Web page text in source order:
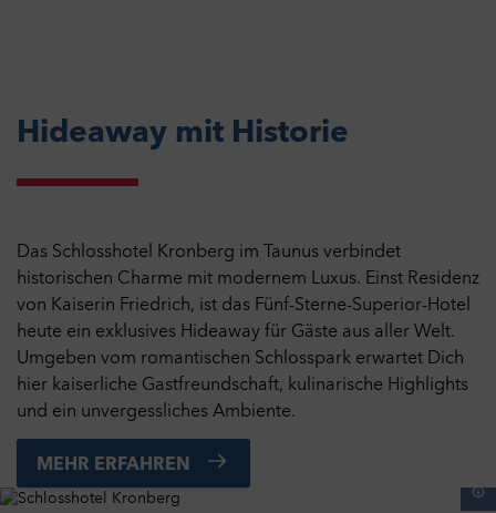
Hideaway mit Historie
Das Schlosshotel Kronberg im Taunus verbindet
historischen Charme mit modernem Luxus. Einst Residenz
von Kaiserin Friedrich, ist das Fünf-Sterne-Superior-Hotel
heute ein exklusives Hideaway für Gäste aus aller Welt.
Umgeben vom romantischen Schlosspark erwartet Dich
hier kaiserliche Gastfreundschaft, kulinarische Highlights
und ein unvergessliches Ambiente.
MEHR ERFAHREN